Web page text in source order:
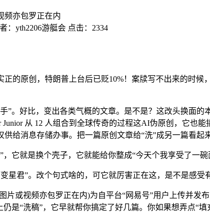
频亦包罗正在内
： yth2206游艇会 点击： 2334
原创，特朗普上台后已贬10%！案牍写不出来的时候
好比，变出各类气概的文章。是不是？这改头换面的
Junior 从 12 人组合到全球传奇的过程这AI伪原创，它
给消息存储办事。把一篇原创文章给“洗”成另一篇看起
就是换个壳子，它就能给你整成“今天个我享受了一碗
君”。改个句式啥的，可它就厉害正在这，是不是感受
或视频亦包罗正在内)为自平台“网易号”用户上传并发
是“洗稿”，它早就帮你搞定了好几篇。你如果想弄点“